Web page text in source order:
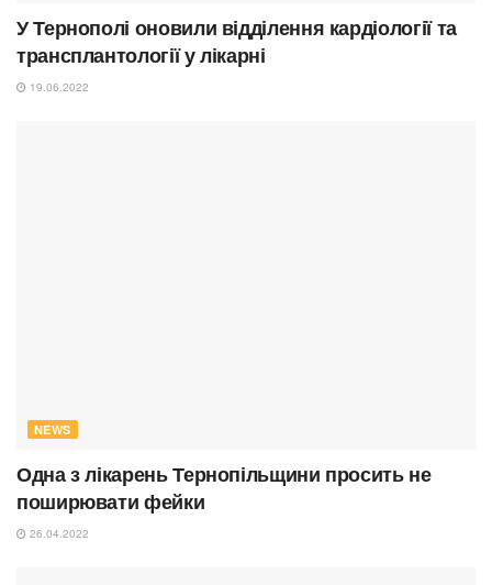
У Тернополі оновили відділення кардіології та
трансплантології у лікарні
19.06.2022
NEWS
Одна з лікарень Тернопільщини просить не
поширювати фейки
26.04.2022